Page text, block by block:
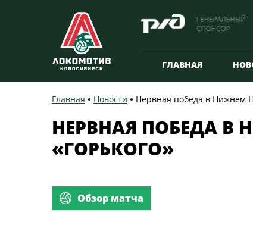
ГЛАВНАЯ
Главная Новости Нервная победа в Нижнем
НЕРВНАЯ ПОБЕДА В
«ГОРЬКОГО»
Обзор матча